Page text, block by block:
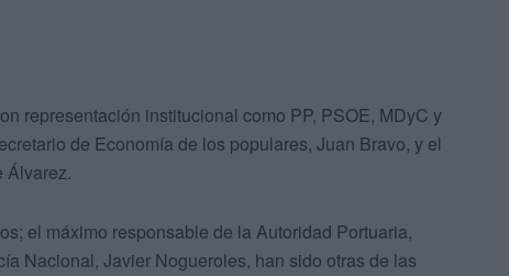
representación institucional como PP, PSOE, MDyC y
de Economía de los populares, Juan Bravo, y el
Álvarez.
el máximo responsable de la Autoridad Portuaria,
Nacional, Javier Nogueroles, han sido otras de las